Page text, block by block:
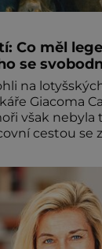
Co měl
se
na
Giacoma
však nebyla
cestou se
Rigy?
lóže.
protože